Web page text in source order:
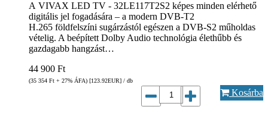
A VIVAX LED TV - 32LE117T2S2 képes minden elérhető
digitális jel fogadására – a modern DVB-T2
H.265 földfelszíni sugárzástól egészen a DVB-S2 műholdas
vételig. A beépített Dolby Audio technológia élethűbb és
gazdagabb hangzást…
44 900 Ft
(35 354 Ft + 27% ÁFA) [123.92EUR] / db
Kosárba